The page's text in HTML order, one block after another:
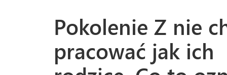
Pokolenie Z nie
pracować jak ich